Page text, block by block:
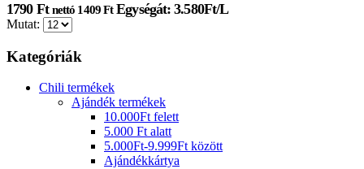
1790 Ft nettó 1409Ft Egységát: 3.580Ft/L
Mutat:
Kategóriák
Chili termékek
Ajándék termékek
10.000Ft felett
5.000 Ft alatt
5.000Ft-9.999Ft között
Ajándékkártya